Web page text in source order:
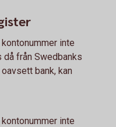
inte
då från Swedbanks
bank, kan
inte